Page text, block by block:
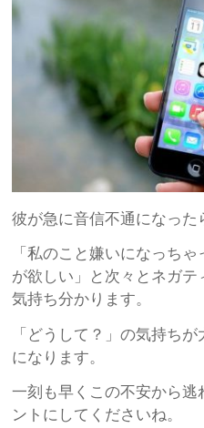
彼が急に音信不通になった
「私のこと嫌いになっち
が欲しい」と次々とネガテ
気持ち分かります。
「どうして？」の気持ち
になります。
一刻も早くこの不安から逃
ントにしてくださいね。